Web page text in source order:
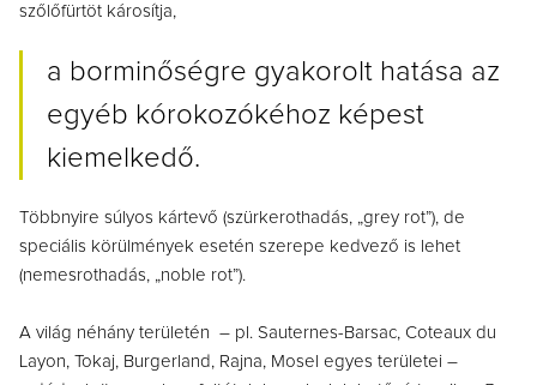
szőlőfürtöt károsítja,
a borminőségre gyakorolt hatása az
egyéb kórokozókéhoz képest
kiemelkedő.
Többnyire súlyos kártevő (szürkerothadás, „grey rot”), de
speciális körülmények esetén szerepe kedvező is lehet
(nemesrothadás, „noble rot”).
A világ néhány területén – pl. Sauternes-Barsac, Coteaux du
Layon, Tokaj, Burgerland, Rajna, Mosel egyes területei –